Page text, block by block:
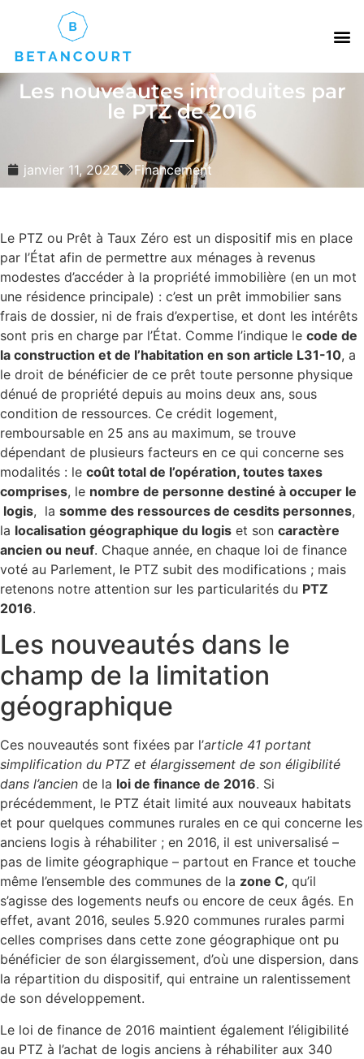
Les nouveautes introduites par
le PTZ de 2016
janvier 11, 2022 Financement
Le PTZ ou Prêt à Taux Zéro est un dispositif mis en place
par l’État afin de permettre aux ménages à revenus
modestes d’accéder à la propriété immobilière (en un mot
une résidence principale) : c’est un prêt immobilier sans
frais de dossier, ni de frais d’expertise, et dont les intérêts
sont pris en charge par l’État. Comme l’indique le code de
la construction et de l’habitation en son article L31-10, a
le droit de bénéficier de ce prêt toute personne physique
dénué de propriété depuis au moins deux ans, sous
condition de ressources. Ce crédit logement,
remboursable en 25 ans au maximum, se trouve
dépendant de plusieurs facteurs en ce qui concerne ses
modalités : le coût total de l’opération, toutes taxes
comprises, le nombre de personne destiné à occuper le
logis, la somme des ressources de cesdits personnes,
la localisation géographique du logis et son caractère
ancien ou neuf. Chaque année, en chaque loi de finance
voté au Parlement, le PTZ subit des modifications ; mais
retenons notre attention sur les particularités du PTZ
2016.
Les nouveautés dans le
champ de la limitation
géographique
Ces nouveautés sont fixées par l’article 41 portant
simplification du PTZ et élargissement de son éligibilité
dans l’ancien de la loi de finance de 2016. Si
précédemment, le PTZ était limité aux nouveaux habitats
et pour quelques communes rurales en ce qui concerne les
anciens logis à réhabiliter ; en 2016, il est universalisé –
pas de limite géographique – partout en France et touche
même l’ensemble des communes de la zone C, qu’il
s’agisse des logements neufs ou encore de ceux âgés. En
effet, avant 2016, seules 5.920 communes rurales parmi
celles comprises dans cette zone géographique ont pu
bénéficier de son élargissement, d’où une dispersion, dans
la répartition du dispositif, qui entraine un ralentissement
de son développement.
Le loi de finance de 2016 maintient également l’éligibilité
au PTZ à l’achat de logis anciens à réhabiliter aux 340